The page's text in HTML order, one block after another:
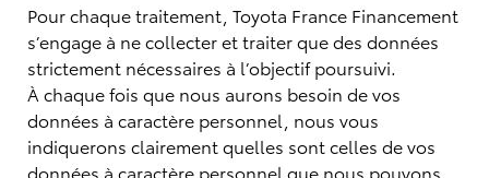
Pour chaque traitement, Toyota France Financement
s’engage à ne collecter et traiter que des données
strictement nécessaires à l’objectif poursuivi.
À chaque fois que nous aurons besoin de vos
données à caractère personnel, nous vous
indiquerons clairement quelles sont celles de vos
données à caractère personnel que nous pouvons